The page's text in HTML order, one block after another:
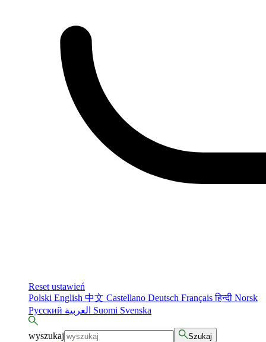
Reset ustawień
Polski English 中文 Castellano Deutsch Françaisहिन्दी Norsk
Русский
Suomi Svenska
wyszukaj Szukaj